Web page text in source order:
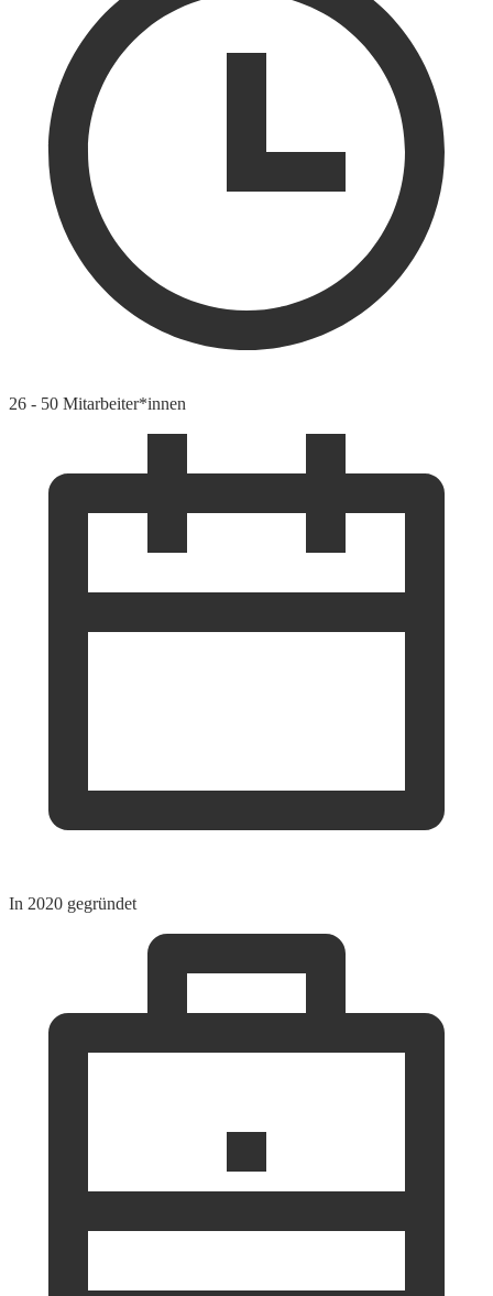
26 - 50 Mitarbeiter*innen
In 2020 gegründet